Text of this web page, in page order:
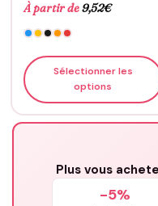
À partir de9,52€
Sélectionner les
options
Plus vous
-5%